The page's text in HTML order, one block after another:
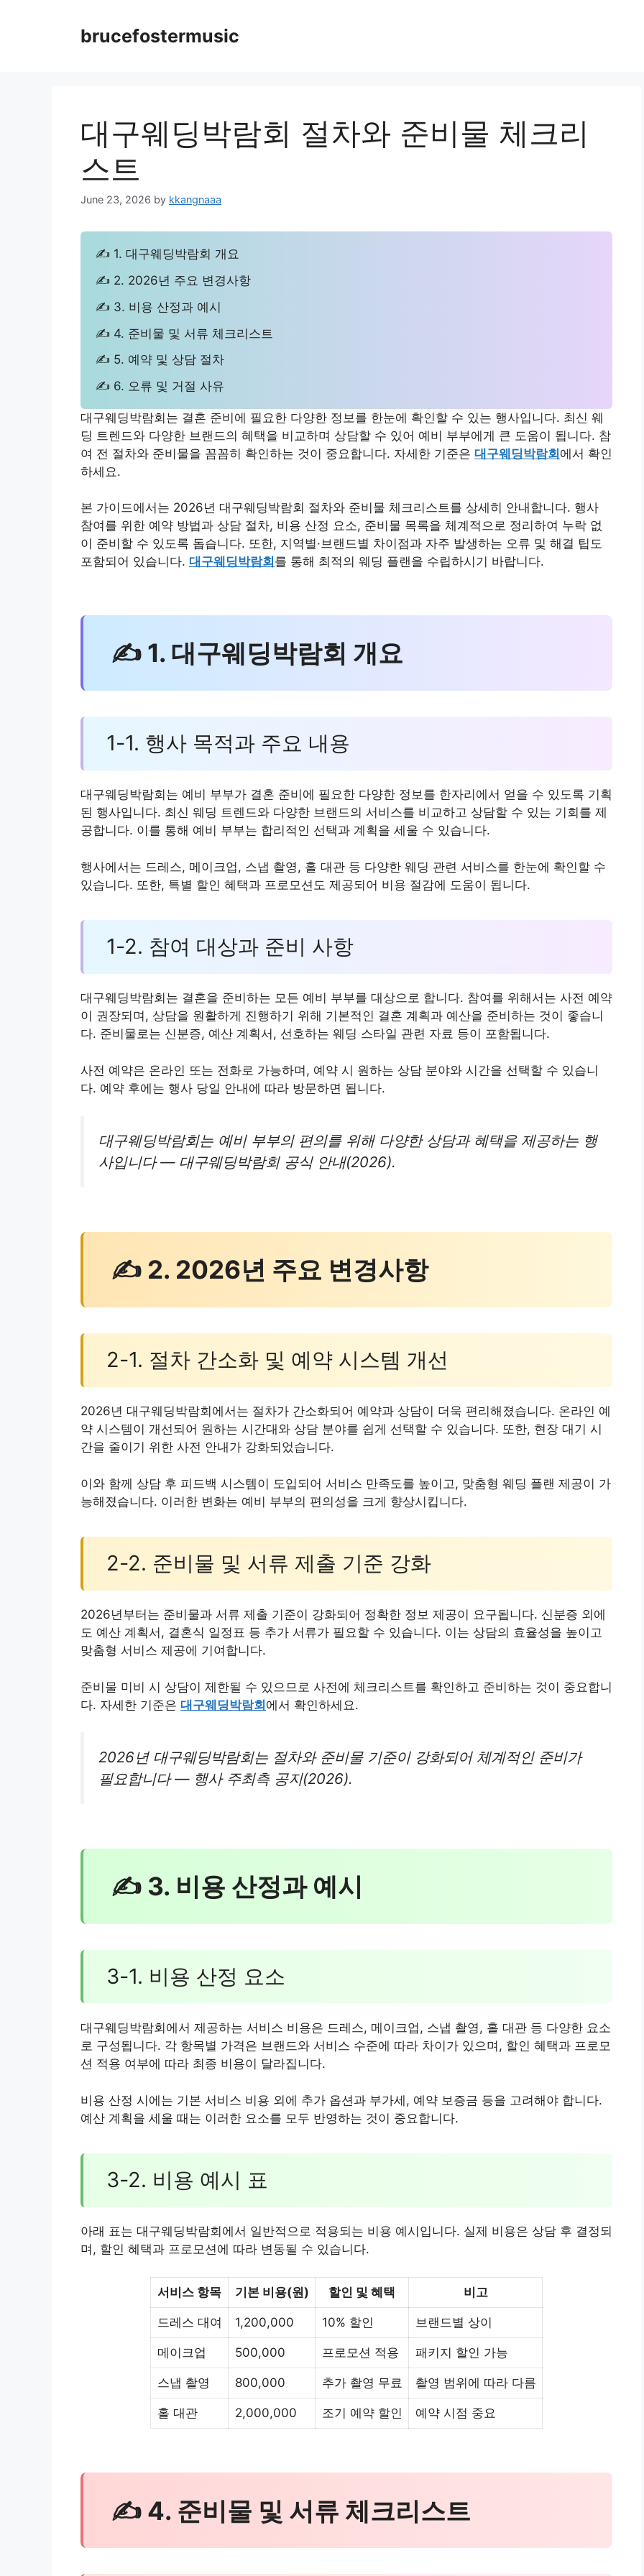
brucefostermusic
대구웨딩박람회 절차와 준비물 체크리
스트
June 23, 2026 by kkangnaaa
✍ 1. 대구웨딩박람회 개요
✍ 2. 2026년 주요 변경사항
✍ 3. 비용 산정과 예시
✍ 4. 준비물 및 서류 체크리스트
✍ 5. 예약 및 상담 절차
✍ 6. 오류 및 거절 사유
대구웨딩박람회는 결혼 준비에 필요한 다양한 정보를 한눈에 확인할 수 있는 행사입니다. 최신 웨
딩 트렌드와 다양한 브랜드의 혜택을 비교하며 상담할 수 있어 예비 부부에게 큰 도움이 됩니다. 참
여 전 절차와 준비물을 꼼꼼히 확인하는 것이 중요합니다. 자세한 기준은 대구웨딩박람회에서 확인
하세요.
본 가이드에서는 2026년 대구웨딩박람회 절차와 준비물 체크리스트를 상세히 안내합니다. 행사
참여를 위한 예약 방법과 상담 절차, 비용 산정 요소, 준비물 목록을 체계적으로 정리하여 누락 없
이 준비할 수 있도록 돕습니다. 또한, 지역별·브랜드별 차이점과 자주 발생하는 오류 및 해결 팁도
포함되어 있습니다. 대구웨딩박람회 를 통해 최적의 웨딩 플랜을 수립하시기 바랍니다.
✍ 1. 대구웨딩박람회 개요
1-1. 행사 목적과 주요 내용
대구웨딩박람회는 예비 부부가 결혼 준비에 필요한 다양한 정보를 한자리에서 얻을 수 있도록 기획
된 행사입니다. 최신 웨딩 트렌드와 다양한 브랜드의 서비스를 비교하고 상담할 수 있는 기회를 제
공합니다. 이를 통해 예비 부부는 합리적인 선택과 계획을 세울 수 있습니다.
행사에서는 드레스, 메이크업, 스냅 촬영, 홀 대관 등 다양한 웨딩 관련 서비스를 한눈에 확인할 수
있습니다. 또한, 특별 할인 혜택과 프로모션도 제공되어 비용 절감에 도움이 됩니다.
1-2. 참여 대상과 준비 사항
대구웨딩박람회는 결혼을 준비하는 모든 예비 부부를 대상으로 합니다. 참여를 위해서는 사전 예약
이 권장되며, 상담을 원활하게 진행하기 위해 기본적인 결혼 계획과 예산을 준비하는 것이 좋습니
다. 준비물로는 신분증, 예산 계획서, 선호하는 웨딩 스타일 관련 자료 등이 포함됩니다.
사전 예약은 온라인 또는 전화로 가능하며, 예약 시 원하는 상담 분야와 시간을 선택할 수 있습니
다. 예약 후에는 행사 당일 안내에 따라 방문하면 됩니다.
대구웨딩박람회는 예비 부부의 편의를 위해 다양한 상담과 혜택을 제공하는 행
사입니다 — 대구웨딩박람회 공식 안내(2026).
✍ 2. 2026년 주요 변경사항
2-1. 절차 간소화 및 예약 시스템 개선
2026년 대구웨딩박람회에서는 절차가 간소화되어 예약과 상담이 더욱 편리해졌습니다. 온라인 예
약 시스템이 개선되어 원하는 시간대와 상담 분야를 쉽게 선택할 수 있습니다. 또한, 현장 대기 시
간을 줄이기 위한 사전 안내가 강화되었습니다.
이와 함께 상담 후 피드백 시스템이 도입되어 서비스 만족도를 높이고, 맞춤형 웨딩 플랜 제공이 가
능해졌습니다. 이러한 변화는 예비 부부의 편의성을 크게 향상시킵니다.
2-2. 준비물 및 서류 제출 기준 강화
2026년부터는 준비물과 서류 제출 기준이 강화되어 정확한 정보 제공이 요구됩니다. 신분증 외에
도 예산 계획서, 결혼식 일정표 등 추가 서류가 필요할 수 있습니다. 이는 상담의 효율성을 높이고
맞춤형 서비스 제공에 기여합니다.
준비물 미비 시 상담이 제한될 수 있으므로 사전에 체크리스트를 확인하고 준비하는 것이 중요합니
다. 자세한 기준은 대구웨딩박람회에서 확인하세요.
2026년 대구웨딩박람회는 절차와 준비물 기준이 강화되어 체계적인 준비가
필요합니다 — 행사 주최측 공지(2026).
✍ 3. 비용 산정과 예시
3-1. 비용 산정 요소
대구웨딩박람회에서 제공하는 서비스 비용은 드레스, 메이크업, 스냅 촬영, 홀 대관 등 다양한 요소
로 구성됩니다. 각 항목별 가격은 브랜드와 서비스 수준에 따라 차이가 있으며, 할인 혜택과 프로모
션 적용 여부에 따라 최종 비용이 달라집니다.
비용 산정 시에는 기본 서비스 비용 외에 추가 옵션과 부가세, 예약 보증금 등을 고려해야 합니다.
예산 계획을 세울 때는 이러한 요소를 모두 반영하는 것이 중요합니다.
3-2. 비용 예시 표
아래 표는 대구웨딩박람회에서 일반적으로 적용되는 비용 예시입니다. 실제 비용은 상담 후 결정되
며, 할인 혜택과 프로모션에 따라 변동될 수 있습니다.
서비스 항목 기본 비용(원) 할인 및 혜택 비고
드레스 대여 1,200,000 10% 할인 브랜드별 상이
메이크업 500,000 프로모션 적용 패키지 할인 가능
스냅 촬영 800,000 추가 촬영 무료 촬영 범위에 따라 다름
홀 대관 2,000,000 조기 예약 할인 예약 시점 중요
✍ 4. 준비물 및 서류 체크리스트